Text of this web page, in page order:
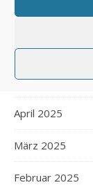
Juli 2025
Juni 2025
Mai 2025
April 2025
März 2025
Februar 2025